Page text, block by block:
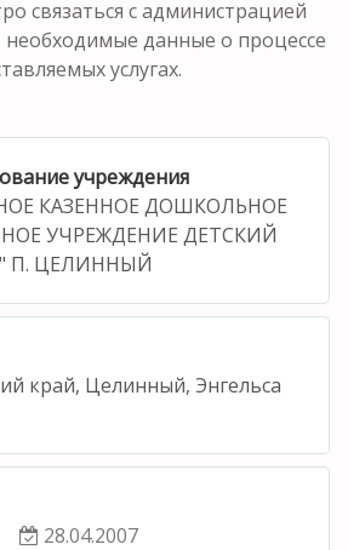
связаться с администрацией
данные о процессе
услугах.
учреждения
КАЗЕННОЕ ДОШКОЛЬНОЕ
УЧРЕЖДЕНИЕ ДЕТСКИЙ
П. ЦЕЛИННЫЙ
край, Целинный, Энгельса
28.04.2007